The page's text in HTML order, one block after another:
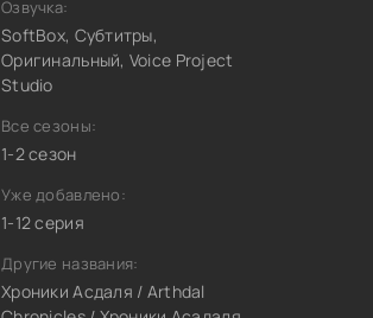
Озвучка:
SoftBox, Субтитры,
Оригинальный, Voice Project
Studio
Все сезоны:
1-2 сезон
Уже добавлено:
1-12 серия
Другие названия:
Хроники Асдаля / Arthdal